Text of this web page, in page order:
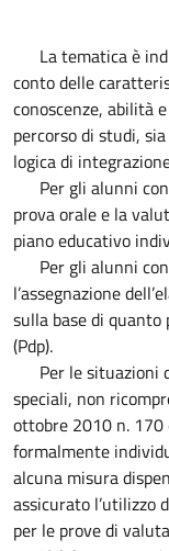
La tematica è
conto delle
conoscenze, abilità
percorso di studi,
logica di
Per gli alunni
prova orale e la
piano educativo
Per gli alunni
l’assegnazione
sulla base di
(Pdp).
Per le situazioni
speciali, non
ottobre 2010 n. 170
formalmente
alcuna misura
assicurato l’utilizzo
per le prove di